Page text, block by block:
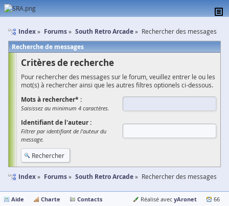
Index Forums South Retro Arcade Rechercher des messages
Recherche de messages
Critères de recherche
Pour rechercher des messages sur le forum, veuillez entrer le ou les
mot(s) à rechercher ainsi que les autres filtres optionels ci-dessous.
Mots à rechercher* :
Saisissez au minimum 4 caractères.
Identifiant de l'auteur :
Filtrer par identifiant de l'auteur du
message.
Index Forums South Retro Arcade Rechercher des messages
Aide Charte
Contacts
Réalisé avec yAronet
66